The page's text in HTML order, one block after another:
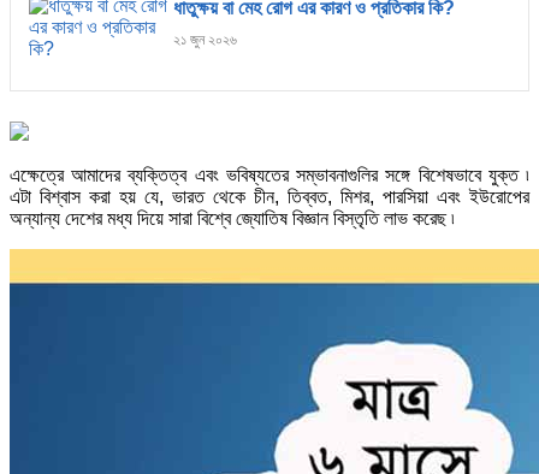
ধাতুক্ষয় বা মেহ রোগ এর কারণ ও প্রতিকার কি?
২১ জুন ২০২৬
এক্ষেত্রে আমাদের ব্যক্তিত্ব এবং ভবিষ্যতের সম্ভাবনাগুলির সঙ্গে বিশেষভাবে যুক্ত ৷
এটা বিশ্বাস করা হয় যে, ভারত থেকে চীন, তিব্বত, মিশর, পারসিয়া এবং ইউরোপের
অন্যান্য দেশের মধ্য দিয়ে সারা বিশ্বে জ্যোতিষ বিজ্ঞান বিস্তৃতি লাভ করেছ ৷